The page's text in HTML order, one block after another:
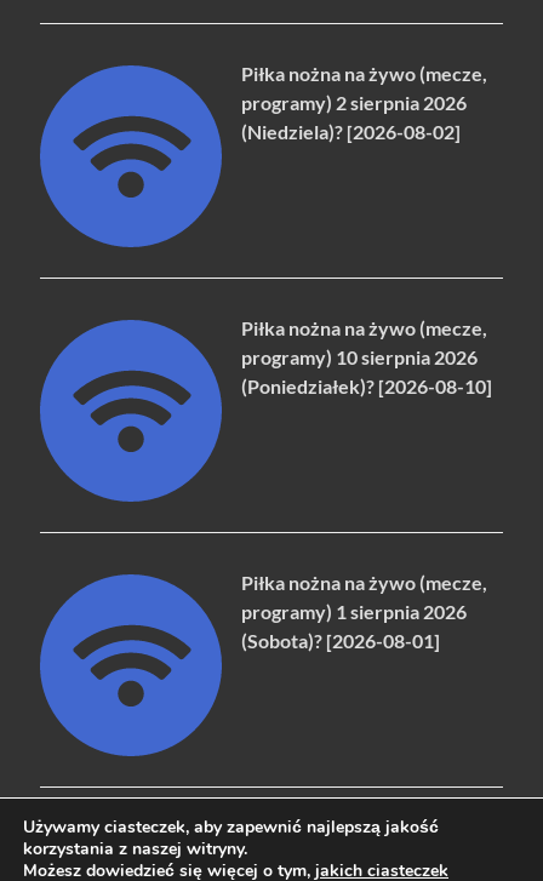
Piłka nożna na żywo (mecze,
programy) 2 sierpnia 2026
(Niedziela)? [2026-08-02]
Piłka nożna na żywo (mecze,
programy) 10 sierpnia 2026
(Poniedziałek)? [2026-08-10]
Piłka nożna na żywo (mecze,
programy) 1 sierpnia 2026
(Sobota)? [2026-08-01]
Używamy ciasteczek, aby zapewnić najlepszą jakość
korzystania z naszej witryny.
Możesz dowiedzieć się więcej o tym, jakich ciasteczek